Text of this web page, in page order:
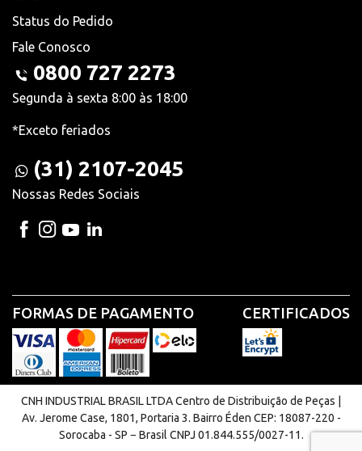
Status do Pedido
Fale Conosco
0800 727 2273
Segunda à sexta 8:00 às 18:00
*Exceto feriados
(31) 2107-2045
Nossas Redes Sociais
FORMAS DE PAGAMENTO CERTIFICADOS
CNH INDUSTRIAL BRASIL LTDA Centro de Distribuição de Peças |
Av. Jerome Case, 1801, Portaria 3. Bairro Éden CEP: 18087-220 -
Sorocaba - SP − Brasil CNPJ 01.844.555/0027-11.